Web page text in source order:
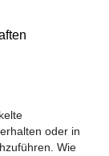
oder in
Wie